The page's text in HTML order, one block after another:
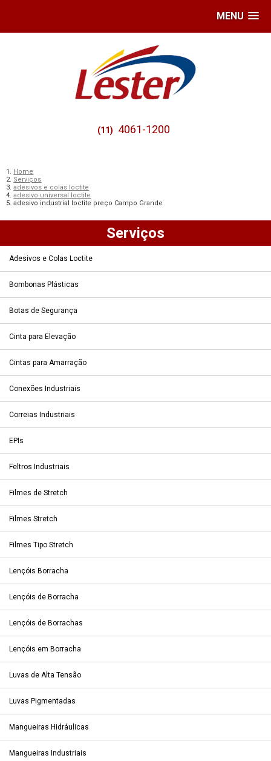
MENU
(11) 4061-1200
Home
Serviços
adesivos e colas loctite
adesivo universal loctite
adesivo industrial loctite preço Campo Grande
Serviços
Adesivos e Colas Loctite
Bombonas Plásticas
Botas de Segurança
Cinta para Elevação
Cintas para Amarração
Conexões Industriais
Correias Industriais
EPIs
Feltros Industriais
Filmes de Stretch
Filmes Stretch
Filmes Tipo Stretch
Lençóis Borracha
Lençóis de Borracha
Lençóis de Borrachas
Lençóis em Borracha
Luvas de Alta Tensão
Luvas Pigmentadas
Mangueiras Hidráulicas
Mangueiras Industriais